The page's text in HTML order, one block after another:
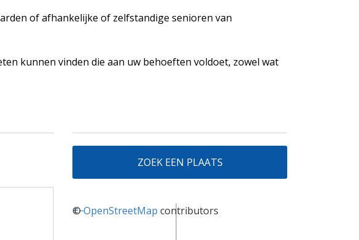
of afhankelijke of zelfstandige senioren van
kunnen vinden die aan uw behoeften voldoet, zowel wat
ZOEK EEN PLAATS
+−
©OpenStreetMap contributors